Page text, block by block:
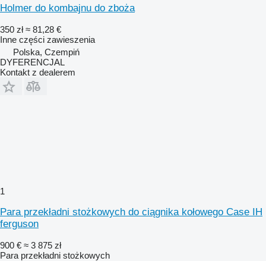
Holmer do kombajnu do zboża
350 zł ≈ 81,28 €
Inne części zawieszenia
Polska, Czempiń
DYFERENCJAL
Kontakt z dealerem
1
Para przekładni stożkowych do ciągnika kołowego Case IH
ferguson
900 € ≈ 3 875 zł
Para przekładni stożkowych